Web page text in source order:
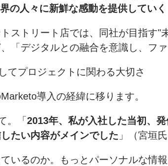
の人々に新鮮な感動を提供していく
ストリート店では、同社が目指す
「デジタルとの融合を意識し、フ
てプロジェクトに関わる大切さ
導入の経緯に移ります。
。「 2013年、私が入社した当初、
たい内容がメインでした 」（宮垣氏
いるのか。もっとパーソナルな情